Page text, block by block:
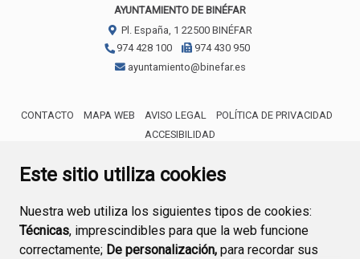
Este sitio utiliza cookies
Nuestra web utiliza los siguientes tipos de cookies:
Técnicas, imprescindibles para que la web funcione
correctamente; De personalización, para recordar sus
AYUNTAMIENTO DE BINÉFAR
Pl. España, 1 22500 BINÉFAR
974 428 100
974 430 950
ayuntamiento@binefar.es
CONTACTO MAPA WEB AVISO LEGAL
POLÍTICA DE PRIVACIDAD
ACCESIBILIDAD